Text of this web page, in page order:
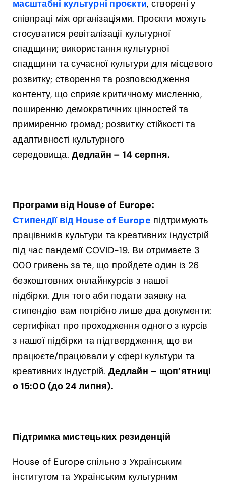
масштабні культурні проєкти, створені у
співпраці між організаціями. Проєкти можуть
стосуватися ревіталізації культурної
спадщини; використання культурної
спадщини та сучасної культури для місцевого
розвитку; створення та розповсюдження
контенту, що сприяє критичному мисленню,
поширенню демократичних цінностей та
примиренню громад; розвитку стійкості та
адаптивності культурного
середовища.Дедлайн – 14 серпня.
Програми від House of Europe:
Стипендії від House of Europe підтримують
працівників культури та креативних індустрій
під час пандемії COVID-19. Ви отримаєте 3
000 гривень за те, що пройдете один із 26
безкоштовних онлайнкурсів з нашої
підбірки. Для того аби подати заявку на
стипендію вам потрібно лише два документи:
сертифікат про проходження одного з курсів
з нашої підбірки та підтвердження, що ви
працюєте/працювали у сфері культури та
креативних індустрій. Дедлайн – щоп’ятниці
о 15:00 (до 24 липня).
Підтримка мистецьких резиденцій
House of Europe спільно з Українським
інститутом та Українським культурним